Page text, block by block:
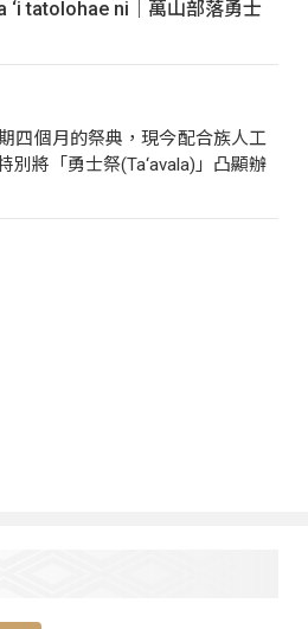
‘i tatolohae ni｜萬山部落勇士
四個月的祭典，現今配合族人工
別將「勇士祭(Ta‘avala)」凸顯辦